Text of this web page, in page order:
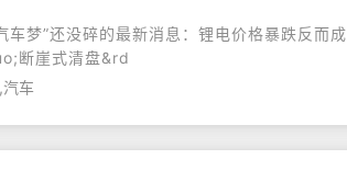
梦”还没碎的最新消息：锂电价格暴跌反而
断崖式清盘&rd
车